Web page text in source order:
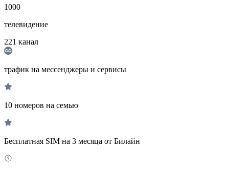
1000
телевидение
221 канал
трафик на мессенджеры и сервисы
10 номеров на семью
Бесплатная SIM на 3 месяца от Билайн